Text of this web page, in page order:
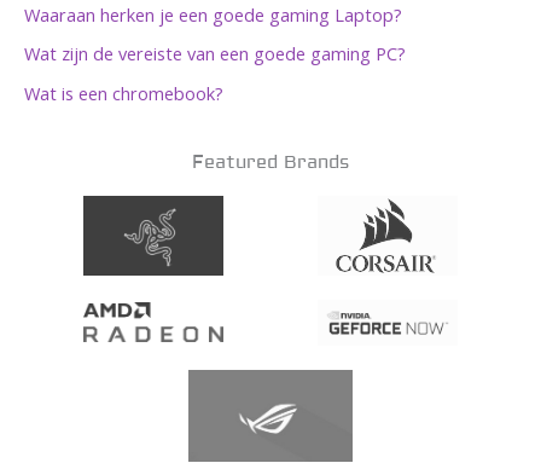
Waaraan herken je een goede gaming Laptop?
Wat zijn de vereiste van een goede gaming PC?
Wat is een chromebook?
Featured Brands